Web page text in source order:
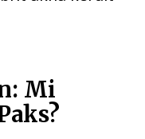
Mi